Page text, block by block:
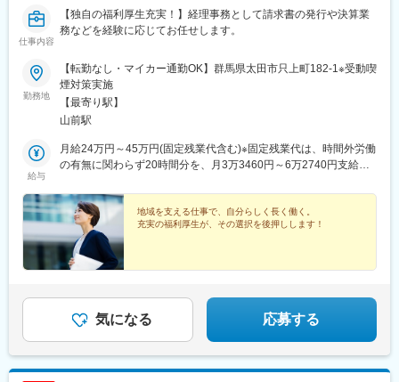
仕事内容
【独自の福利厚生充実！】経理事務として請求書の発行や決算業
務などを経験に応じてお任せします。
勤務地
【転勤なし・マイカー通勤OK】群馬県太田市只上町182-1※受動喫
煙対策実施
【最寄り駅】
山前駅
給与
月給24万円～45万円(固定残業代含む)※固定残業代は、時間外労働
の有無に関わらず20時間分を、月3万3460円～6万2740円支給上
定します。
地域を支える仕事で、自分らしく長く働く。
充実の福利厚生が、その選択を後押しします！
気になる 応募する